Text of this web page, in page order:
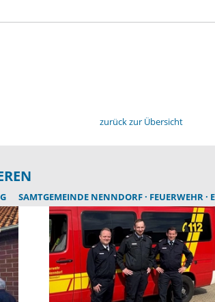
zurück zur Übersicht
SAMTGEMEINDE NENNDORF FEUERWEHR